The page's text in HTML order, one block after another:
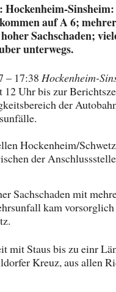
Sinsheim:
auf A 6;
Sachschaden;
unterwegs.
– 17:38 Hockenheim-
12 Uhr bis zur
der
Hockenheim/
der
Sachschaden mit
kam
mit Staus bis zu einr
Kreuz, aus allen